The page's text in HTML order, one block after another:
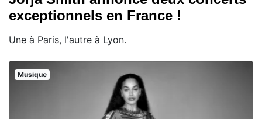
exceptionnels en France !
Une à Paris, l'autre à Lyon.
Musique